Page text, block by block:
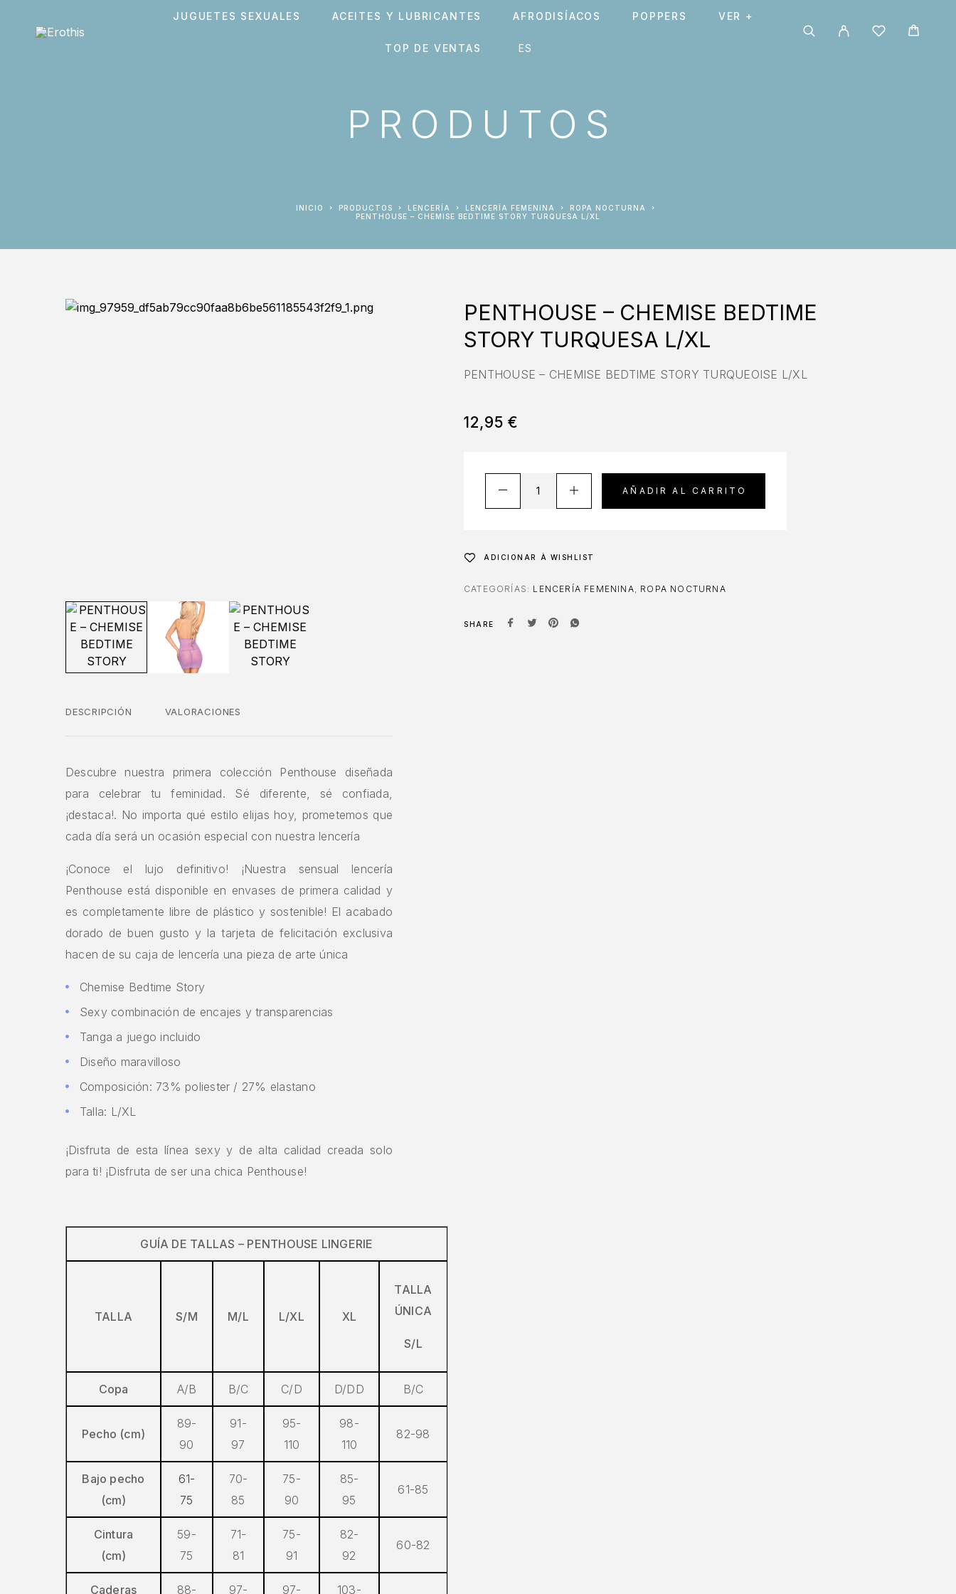
JUGUETES SEXUALES ACEITES Y LUBRICANTES AFRODISÍACOS POPPERS VER +
TOP DE VENTAS
PRODUTOS
INICIO PRODUCTOS LENCERÍA LENCERÍA FEMENINA
ROPA NOCTURNA
PENTHOUSE – CHEMISE BEDTIME STORY TURQUESA L/XL
DESCRIPCIÓN VALORACIONES
Descubre nuestra primera colección Penthouse diseñada
para celebrar tu feminidad. Sé diferente, sé confiada,
¡destaca!. No importa qué estilo elijas hoy, prometemos que
cada día será un ocasión especial con nuestra lencería
¡Conoce el lujo definitivo! ¡Nuestra sensual lencería
Penthouse está disponible en envases de primera calidad y
es completamente libre de plástico y sostenible! El acabado
dorado de buen gusto y la tarjeta de felicitación exclusiva
hacen de su caja de lencería una pieza de arte única
Chemise Bedtime Story
Sexy combinación de encajes y transparencias
Tanga a juego incluido
Diseño maravilloso
Composición: 73% poliester / 27% elastano
Talla: L/XL
¡Disfruta de esta línea sexy y de alta calidad creada solo
para ti! ¡Disfruta de ser una chica Penthouse!
GUÍA DE TALLAS – PENTHOUSE LINGERIE
TALLA S/M M/L L/XL XL
TALLA
ÚNICA
S/L
Copa A/B B/C C/D D/DD B/C
Pecho (cm)
89-
90
91-
97
95-
110
98-
110
82-98
Bajo pecho
(cm)
61-
75
70-
85
75-
90
85-
95
61-85
Cintura
(cm)
59-
75
71-
81
75-
91
82-
92
60-82
Caderas 88- 97- 97- 103-
PENTHOUSE – CHEMISE BEDTIME
STORY TURQUESA L/XL
PENTHOUSE – CHEMISE BEDTIME STORY TURQUEOISE L/XL
12,95 €
AÑADIR AL CARRITO
ADICIONAR À WISHLIST
CATEGORÍAS: LENCERÍA FEMENINA, ROPA NOCTURNA
SHARE